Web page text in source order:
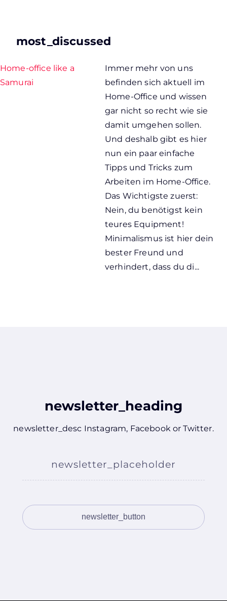
most_discussed
Home-office like a
Samurai
Immer mehr von uns
befinden sich aktuell im
Home-Office und wissen
gar nicht so recht wie sie
damit umgehen sollen.
Und deshalb gibt es hier
nun ein paar einfache
Tipps und Tricks zum
Arbeiten im Home-Office.
Das Wichtigste zuerst:
Nein, du benötigst kein
teures Equipment!
Minimalismus ist hier dein
bester Freund und
verhindert, dass du di...
newsletter_heading
newsletter_desc Instagram, Facebook orTwitter.
newsletter_placeholder